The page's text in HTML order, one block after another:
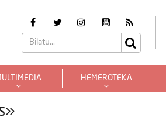
HEMEROTEKA